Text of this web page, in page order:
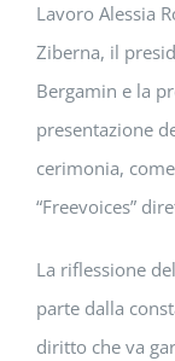
Lavoro Alessia
Ziberna, il
Bergamin e la
presentazione
cerimonia,
“Freevoices”
La riflessione
parte dalla
diritto che va